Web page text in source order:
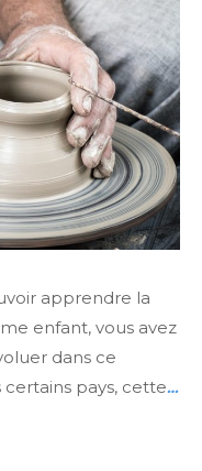
apprendre la
enfant, vous avez
dans ce
certains pays, cette…